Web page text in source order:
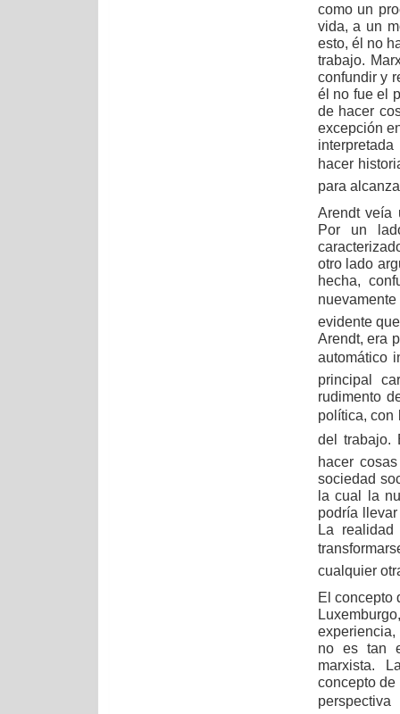
como un
vida, a un
esto, él no
trabajo.
confundir y
él no fue el
de hacer
excepción
hacer
para
Arendt veía
Por un
otro lado
hecha,
evidente
Arendt, era
automático
principal
rudimento
política, con
del trabajo.
hacer
sociedad
la cual la
podría
La
cualquier
El concepto
experiencia,
no es tan
marxista.
concepto